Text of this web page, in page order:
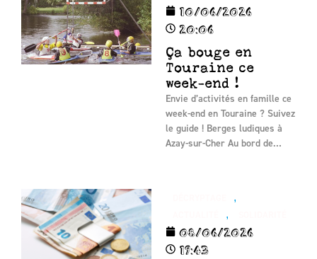
10/06/2026
20:06
Ça bouge en
Touraine ce
week-end !
Envie d’activités en famille ce
week-end en Touraine ? Suivez
le guide ! Berges ludiques à
Azay-sur-Cher Au bord de…
,
,
08/06/2026
19:43